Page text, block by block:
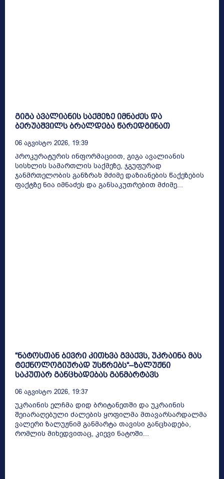
გიგა ავალიანის საქმეზე იმნაძეს და
ბერუაშვილს ბრალდება წარედგინათ
06 Აგვისტო 2026, 19:39
პროკურატურის ინფორმაციით, გიგა ავალიანის
სისხლის სამართლის საქმეზე, ჯგუფურად
ჯანმრთელობის განზრახ მძიმე დაზიანების წაქეზების
ფაქტზე ნია იმნაძეს და განსაკუთრებით მძიმე...
“ნატოსთან ბევრი კითხვა გვაქვს, უკრაინა მას
ტექნოლოგიურად უსწრებს“–ზალუჟნი
საკუთარ განცხადებას განმარტავს
06 Აგვისტო 2026, 19:37
უკრაინის ელჩმა დიდ ბრიტანეთში და უკრაინის
შეიარაღებული ძალების ყოფილმა მთავარსარდალმა
ვალერი ზალუჟნიმ განმარტა თავისი განცხადება,
რომლის მიხედვითაც, კიევი ნატოში...